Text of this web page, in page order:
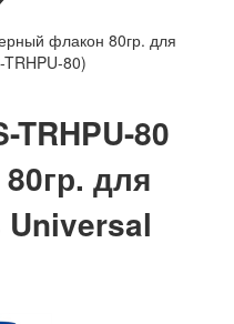
флакон 80гр. для
80)
TRHPU-80
для
Universal